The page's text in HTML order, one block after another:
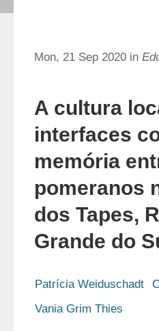
Mon, 21 Sep 2020 in
A cultura
interfaces
memória
pomeranos
dos Tapes,
Grande do
Patrícia Weiduschadt
Vania Grim Thies